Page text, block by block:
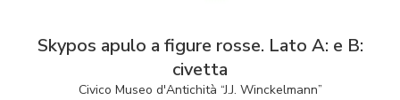
Skypos apulo a figure rosse. Lato A: e B:
civetta
Civico Museo d'Antichità “J.J. Winckelmann”